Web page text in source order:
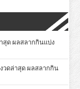
สุด ผลสลากกินแบ่ง
วดล่าสุด ผลสลากกิน